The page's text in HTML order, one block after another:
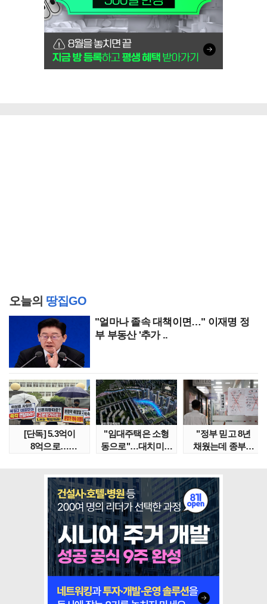
오늘의 땅집GO
"얼마나 졸속 대책이면…" 이재명 정
부 부동산 '추가 ..
[단독] 5.3억이
8억으로…
"임대주택은 소형
동으로"…대치미도
"정부 믿고 8년
채웠는데 종부세